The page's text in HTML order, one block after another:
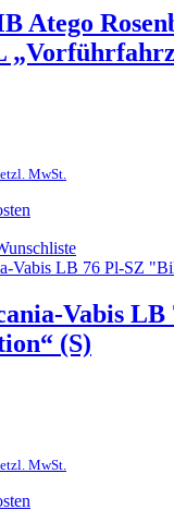
Atego
MwSt.
Vabis LB
(S)
MwSt.